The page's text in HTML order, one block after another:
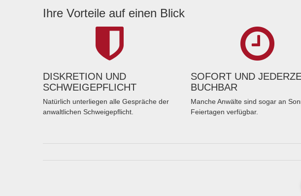
Ihre Vorteile auf einen Blick
DISKRETION UND
SCHWEIGEPFLICHT
Natürlich unterliegen alle Gespräche der
anwaltlichen Schweigepflicht.
SOFORT UND
BUCHBAR
Manche Anwälte sind sogar an
Feiertagen verfügbar.